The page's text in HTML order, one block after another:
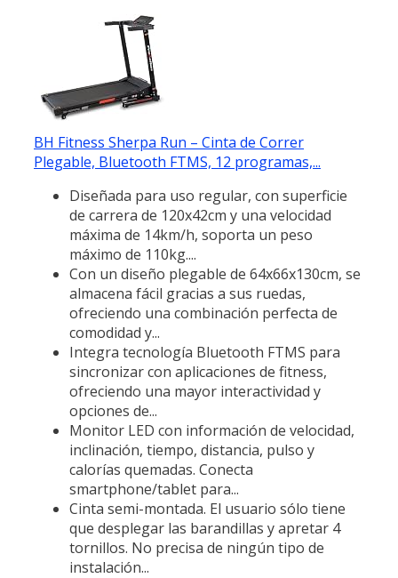
BH Fitness Sherpa Run – Cinta de Correr
Plegable, Bluetooth FTMS, 12 programas,...
Diseñada para uso regular, con superficie
de carrera de 120x42cm y una velocidad
máxima de 14km/h, soporta un peso
máximo de 110kg....
Con un diseño plegable de 64x66x130cm, se
almacena fácil gracias a sus ruedas,
ofreciendo una combinación perfecta de
comodidad y...
Integra tecnología Bluetooth FTMS para
sincronizar con aplicaciones de fitness,
ofreciendo una mayor interactividad y
opciones de...
Monitor LED con información de velocidad,
inclinación, tiempo, distancia, pulso y
calorías quemadas. Conecta
smartphone/tablet para...
Cinta semi-montada. El usuario sólo tiene
que desplegar las barandillas y apretar 4
tornillos. No precisa de ningún tipo de
instalación...